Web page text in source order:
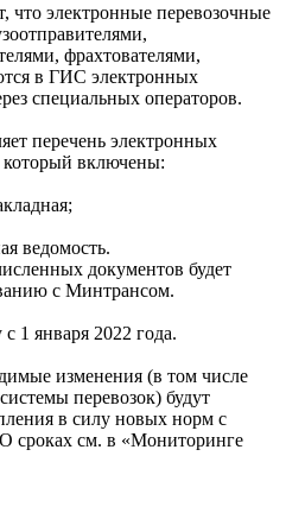
электронные перевозочные
фрахтователями,
в ГИС электронных
специальных операторов.
перечень электронных
который включены:
ведомость.
документов будет
с Минтрансом.
1 января 2022 года.
изменения (в том числе
перевозок) будут
в силу новых норм с
сроках см. в «Мониторинге